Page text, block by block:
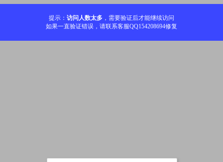
提示： 访问人数太多 ，需要验证后才能继续访问
如果一直验证错误，请联系客服QQ154208694修复